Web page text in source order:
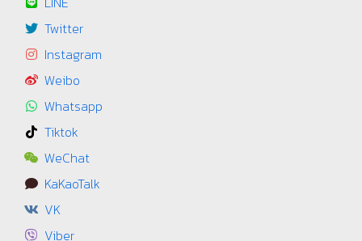
Twitter
Instagram
Weibo
Whatsapp
Tiktok
WeChat
KaKaoTalk
VK
Viber